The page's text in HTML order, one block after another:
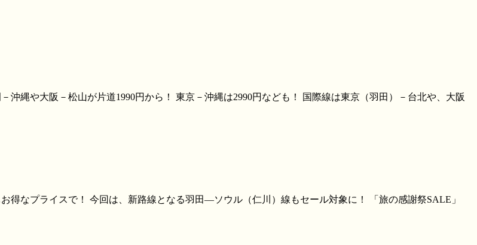
沖縄や大阪－松山が片道1990円から！ 東京－沖縄は2990円なども！ 国際線は東京（羽田）－台北や、大阪
得なプライスで！ 今回は、新路線となる羽田―ソウル（仁川）線もセール対象に！ 「旅の感謝祭SALE」